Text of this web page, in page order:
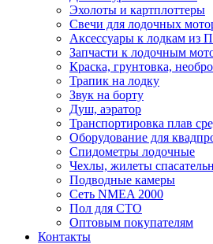
Эхолоты и картплоттеры
Cвечи для лодочных
Аксессуары к лодкам из
Запчасти к лодочным
Краска, грунтовка,
Трапик на лодку
Звук на борту
Душ, аэратор
Транспортировка плав
Оборудование для
Спидометры лодочные
Чехлы, жилеты
Подводные камеры
Сеть NMEA 2000
Пол для СТО
Оптовым покупателям
Контакты